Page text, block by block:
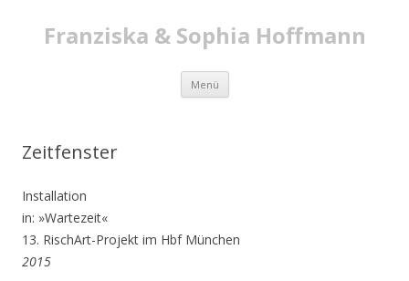
Franziska & Sophia Hoffmann
Menü Zum
springen
Zeitfenster
Installation
in: »Wartezeit«
13. RischArt-Projekt im Hbf München
2015